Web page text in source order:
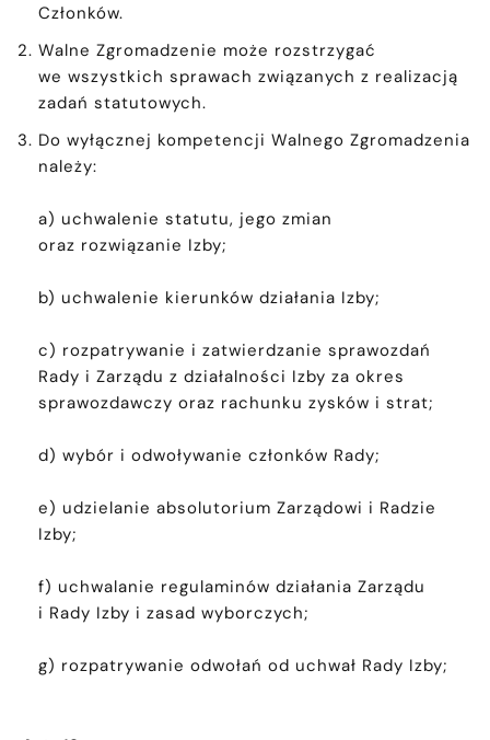
Członków.
Walne Zgromadzenie może rozstrzygać
we wszystkich sprawach związanych z realizacją
zadań statutowych.
Do wyłącznej kompetencji Walnego Zgromadzenia
należy:
a) uchwalenie statutu, jego zmian
oraz rozwiązanie Izby;
b) uchwalenie kierunków działania Izby;
c) rozpatrywanie i zatwierdzanie sprawozdań
Rady i Zarządu z działalności Izby za okres
sprawozdawczy oraz rachunku zysków i strat;
d) wybór i odwoływanie członków Rady;
e) udzielanie absolutorium Zarządowi i Radzie
Izby;
f) uchwalanie regulaminów działania Zarządu
i Rady Izby i zasad wyborczych;
g) rozpatrywanie odwołań od uchwał Rady Izby;